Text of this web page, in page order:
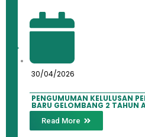
30/04/2026
PENGUMUMAN KELULUSAN
BARU GELOMBANG 2
Read More